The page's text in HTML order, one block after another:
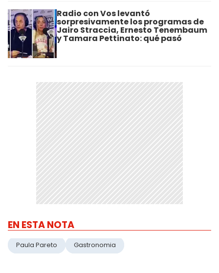
Radio con Vos levantó
sorpresivamente los programas de
Jairo Straccia, Ernesto Tenembaum
y Tamara Pettinato: qué pasó
EN ESTA NOTA
Paula Pareto Gastronomia